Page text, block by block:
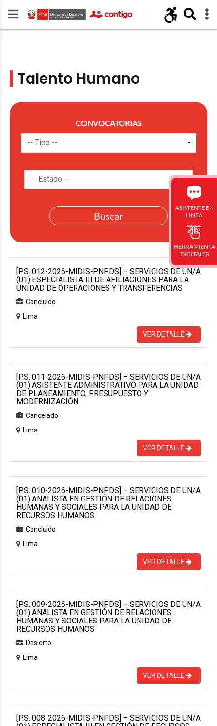
Talento Humano
CONVOCATORIAS
[P.S. 012-2026-MIDIS-PNPDS] – SERVICIOS DE UN/A
(01) ESPECIALISTA III DE AFILIACIONES PARA LA
UNIDAD DE OPERACIONES Y TRANSFERENCIAS
Concluido
Lima
VER DETALLE
[P.S. 011-2026-MIDIS-PNPDS] – SERVICIOS DE UN/A
(01) ASISTENTE ADMINISTRATIVO PARA LA UNIDAD
DE PLANEAMIENTO, PRESUPUESTO Y
MODERNIZACIÓN
Cancelado
Lima
VER DETALLE
[P.S. 010-2026-MIDIS-PNPDS] – SERVICIOS DE UN/A
(01) ANALISTA EN GESTIÓN DE RELACIONES
HUMANAS Y SOCIALES PARA LA UNIDAD DE
RECURSOS HUMANOS
Concluido
Lima
VER DETALLE
[P.S. 009-2026-MIDIS-PNPDS] – SERVICIOS DE UN/A
(01) ANALISTA EN GESTIÓN DE RELACIONES
HUMANAS Y SOCIALES PARA LA UNIDAD DE
RECURSOS HUMANOS
Desierto
Lima
VER DETALLE
[P.S. 008-2026-MIDIS-PNPDS] – SERVICIOS DE UN/A
ASISTENTE EN
LINEA
HERRAMIENTA
DIGITALES